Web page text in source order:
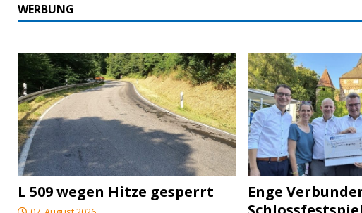
WERBUNG
L 509 wegen Hitze gesperrt
Enge